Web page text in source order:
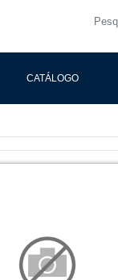
CATÁLOGO